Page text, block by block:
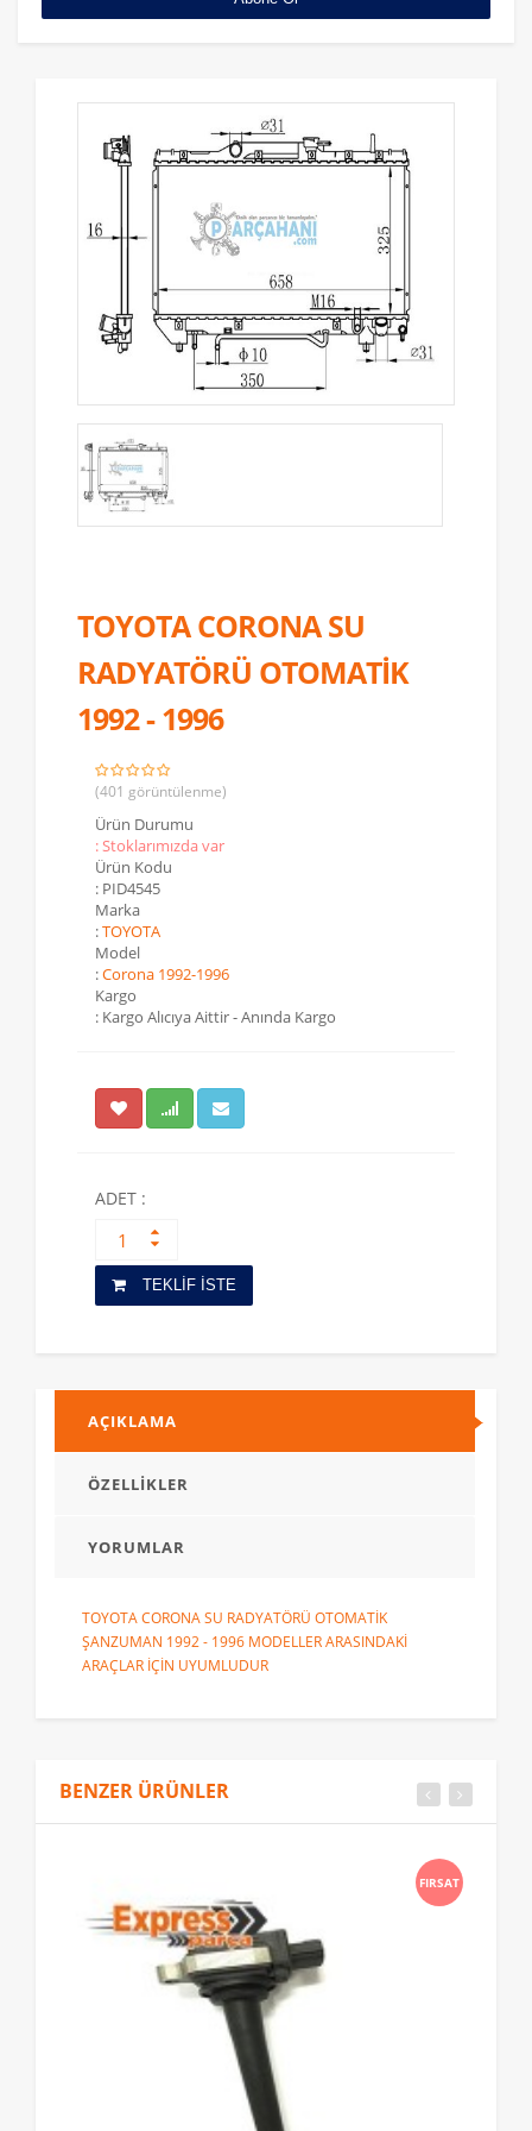
TOYOTA CORONA SU
RADYATÖRÜ OTOMATİK
1992 - 1996
(401 görüntülenme)
Ürün Durumu
: Stoklarımızda var
Ürün Kodu
: PID4545
Marka
:TOYOTA
Model
:Corona 1992-1996
Kargo
: Kargo Alıcıya Aittir - Anında Kargo
ADET :
TEKLİF İSTE
AÇIKLAMA
ÖZELLİKLER
YORUMLAR
TOYOTA CORONA SU RADYATÖRÜ OTOMATİK
ŞANZUMAN 1992 - 1996 MODELLER ARASINDAKİ
ARAÇLAR İÇİN UYUMLUDUR
BENZER ÜRÜNLER
FIRSAT